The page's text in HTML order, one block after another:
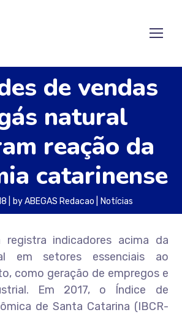
de vendas
natural
reação da
catarinense
byABEGAS Redacao Notícias
registra indicadores acima da
em setores essenciais ao
como geração de empregos e
Em 2017, o Índice de
de Santa Catarina (IBCR-